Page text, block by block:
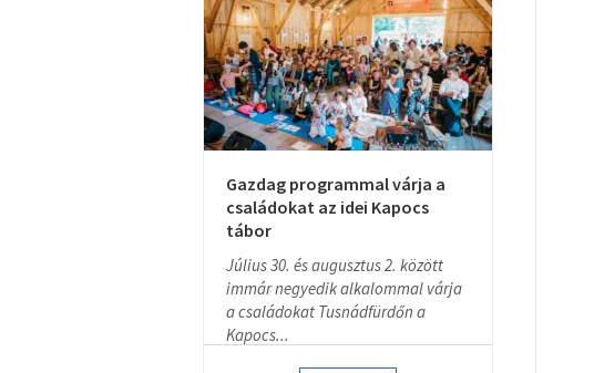
Gazdag programmal várja a
családokat az idei Kapocs
tábor
Július 30. és augusztus 2. között
immár negyedik alkalommal várja
a családokat Tusnádfürdőn a
Kapocs...